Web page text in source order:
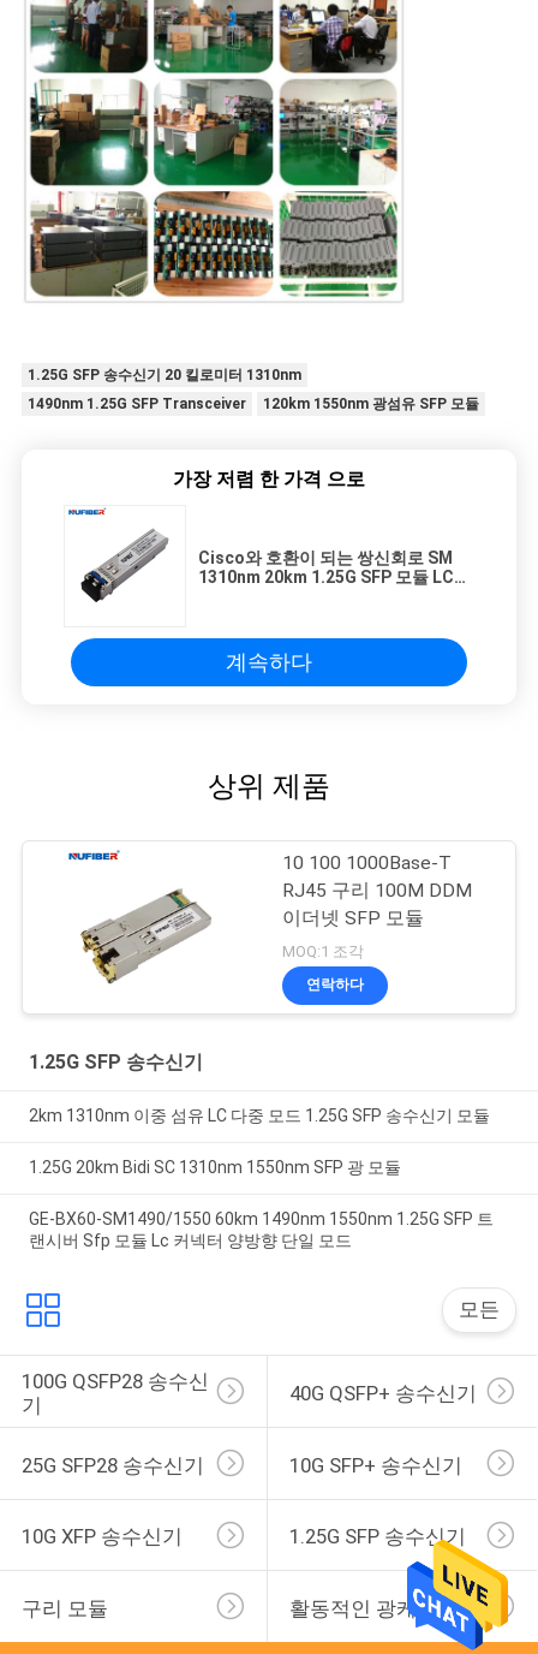
1.25G SFP 송수신기 20 킬로미터 1310nm
1490nm 1.25G SFP Transceiver
120km 1550nm 광섬유 SFP 모듈
가장 저렴 한 가격 으로
Cisco와 호환이 되는 쌍신회로 SM
1310nm 20km 1.25G SFP 모듈 LC
계속하다
상위 제품
10 100 1000Base-T
RJ45 구리 100M DDM
이더넷 SFP 모듈
MOQ:1 조각
연락하다
1.25G SFP 송수신기
2km 1310nm 이중 섬유 LC 다중 모드 1.25G SFP 송수신기 모듈
1.25G 20km Bidi SC 1310nm 1550nm SFP 광 모듈
GE-BX60-SM1490/1550 60km 1490nm 1550nm 1.25G SFP 트
랜시버 Sfp 모듈 Lc 커넥터 양방향 단일 모드
모든
100G QSFP28 송수신
기
40G QSFP+ 송수신기
25G SFP28 송수신기 10G SFP+ 송수신기
10G XFP 송수신기 1.25G SFP 송수신기
구리 모듈 활동적인 광케이블